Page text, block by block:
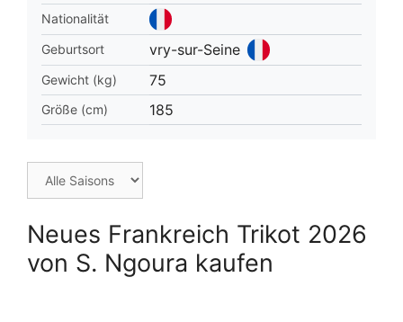
Nationalität
Geburtsort
vry-sur-Seine
Gewicht (kg) 75
Größe (cm) 185
Neues Frankreich Trikot 2026
von S. Ngoura kaufen